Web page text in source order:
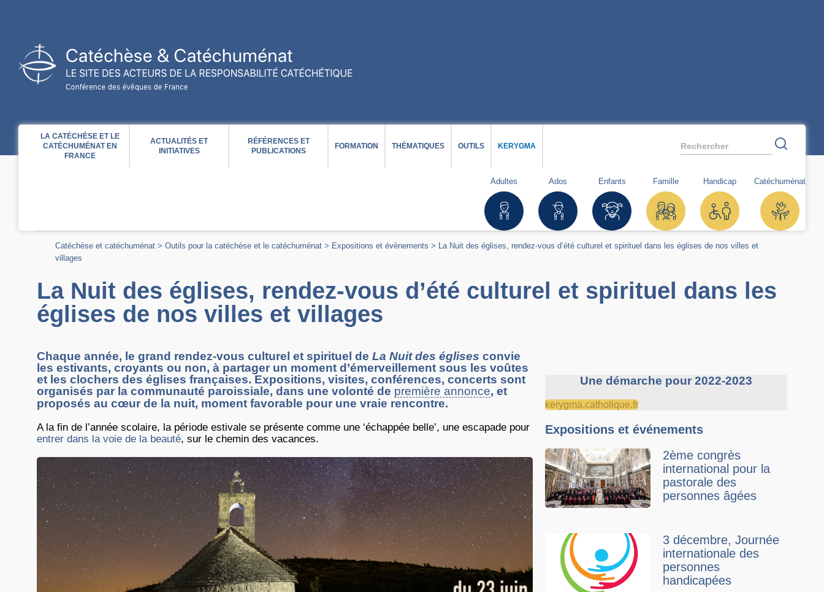
Rechercher
LA CATÉCHÈSE ET LE
CATÉCHUMÉNAT EN
FRANCE
ACTUALITÉS ET
INITIATIVES
RÉFÉRENCES ET
PUBLICATIONS
FORMATION THÉMATIQUES OUTILS KERYGMA
Adultes Ados Enfants Famille Handicap Catéchuménat
Catéchèse et catéchuménat > Outils pour la catéchèse et le catéchuménat > Expositions et évènements > La Nuit des églises, rendez-vous d’été culturel et spirituel dans les églises de nos villes et
villages
La Nuit des églises, rendez-vous d’été culturel et spirituel dans les
églises de nos villes et villages
Chaque année, le grand rendez-vous culturel et spirituel de La Nuit des églises convie
les estivants, croyants ou non, à partager un moment d’émerveillement sous les voûtes
et les clochers des églises françaises. Expositions, visites, conférences, concerts sont
organisés par la communauté paroissiale, dans une volonté de première annonce, et
proposés au cœur de la nuit, moment favorable pour une vraie rencontre.
A la fin de l’année scolaire, la période estivale se présente comme une ‘échappée belle’, une escapade pour
entrer dans la voie de la beauté, sur le chemin des vacances.
Une démarche pour 2022-2023
kerygma.catholique.fr
Expositions et événements
2ème congrès
international pour la
pastorale des
personnes âgées
3 décembre, Journée
internationale des
personnes
handicapées